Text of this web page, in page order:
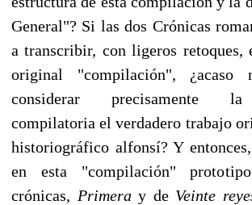
General"? Si las dos Crónicas
a transcribir, con ligeros retoques,
original "compilación", ¿acaso
considerar precisamente la
compilatoria el verdadero trabajo
historiográfico alfonsí? Y
en esta "compilación"
crónicas, Primeray de Vein­te